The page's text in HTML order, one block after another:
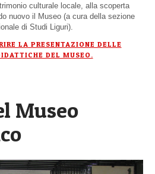
culturale locale, alla scoperta
nuovo il Museo (a cura della sezione
di Studi Liguri).
LA PRESENTAZIONE DELLE
DEL MUSEO.
Museo